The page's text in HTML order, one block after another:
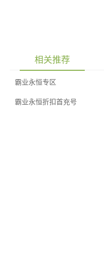
相关推荐
霸业永恒专区
霸业永恒折扣首充号